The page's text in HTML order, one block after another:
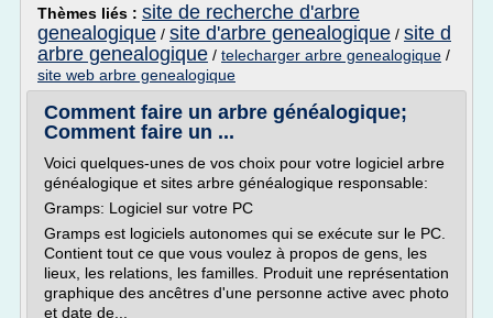
Thèmes liés : site de recherche d'arbre
genealogique / site d'arbre genealogique / site d
arbre genealogique / telecharger arbre genealogique /
site web arbre genealogique
Comment faire un arbre généalogique;
Comment faire un ...
Voici quelques-unes de vos choix pour votre logiciel arbre
généalogique et sites arbre généalogique responsable:
Gramps: Logiciel sur votre PC
Gramps est logiciels autonomes qui se exécute sur le PC.
Contient tout ce que vous voulez à propos de gens, les
lieux, les relations, les familles. Produit une représentation
graphique des ancêtres d'une personne active avec photo
et date de...